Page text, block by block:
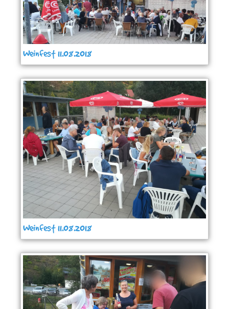
Weinfest 11.08.2018
Weinfest 11.08.2018